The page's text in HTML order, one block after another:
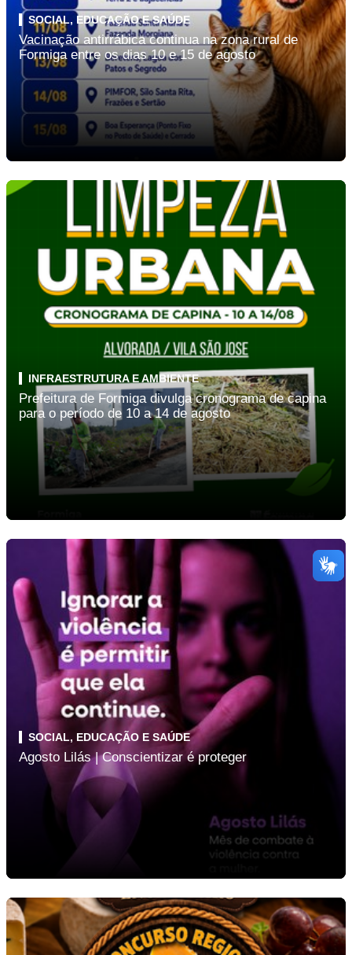
SOCIAL, EDUCAÇÃO E SAÚDE
Vacinação antirrábica continua na zona rural de
Formiga entre os dias 10 e 15 de agosto
INFRAESTRUTURA E AMBIENTE
Prefeitura de Formiga divulga cronograma de capina
para o período de 10 a 14 de agosto
SOCIAL, EDUCAÇÃO E SAÚDE
Agosto Lilás | Conscientizar é proteger